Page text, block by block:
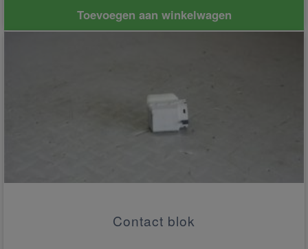
Toevoegen aan winkelwagen
Contact blok